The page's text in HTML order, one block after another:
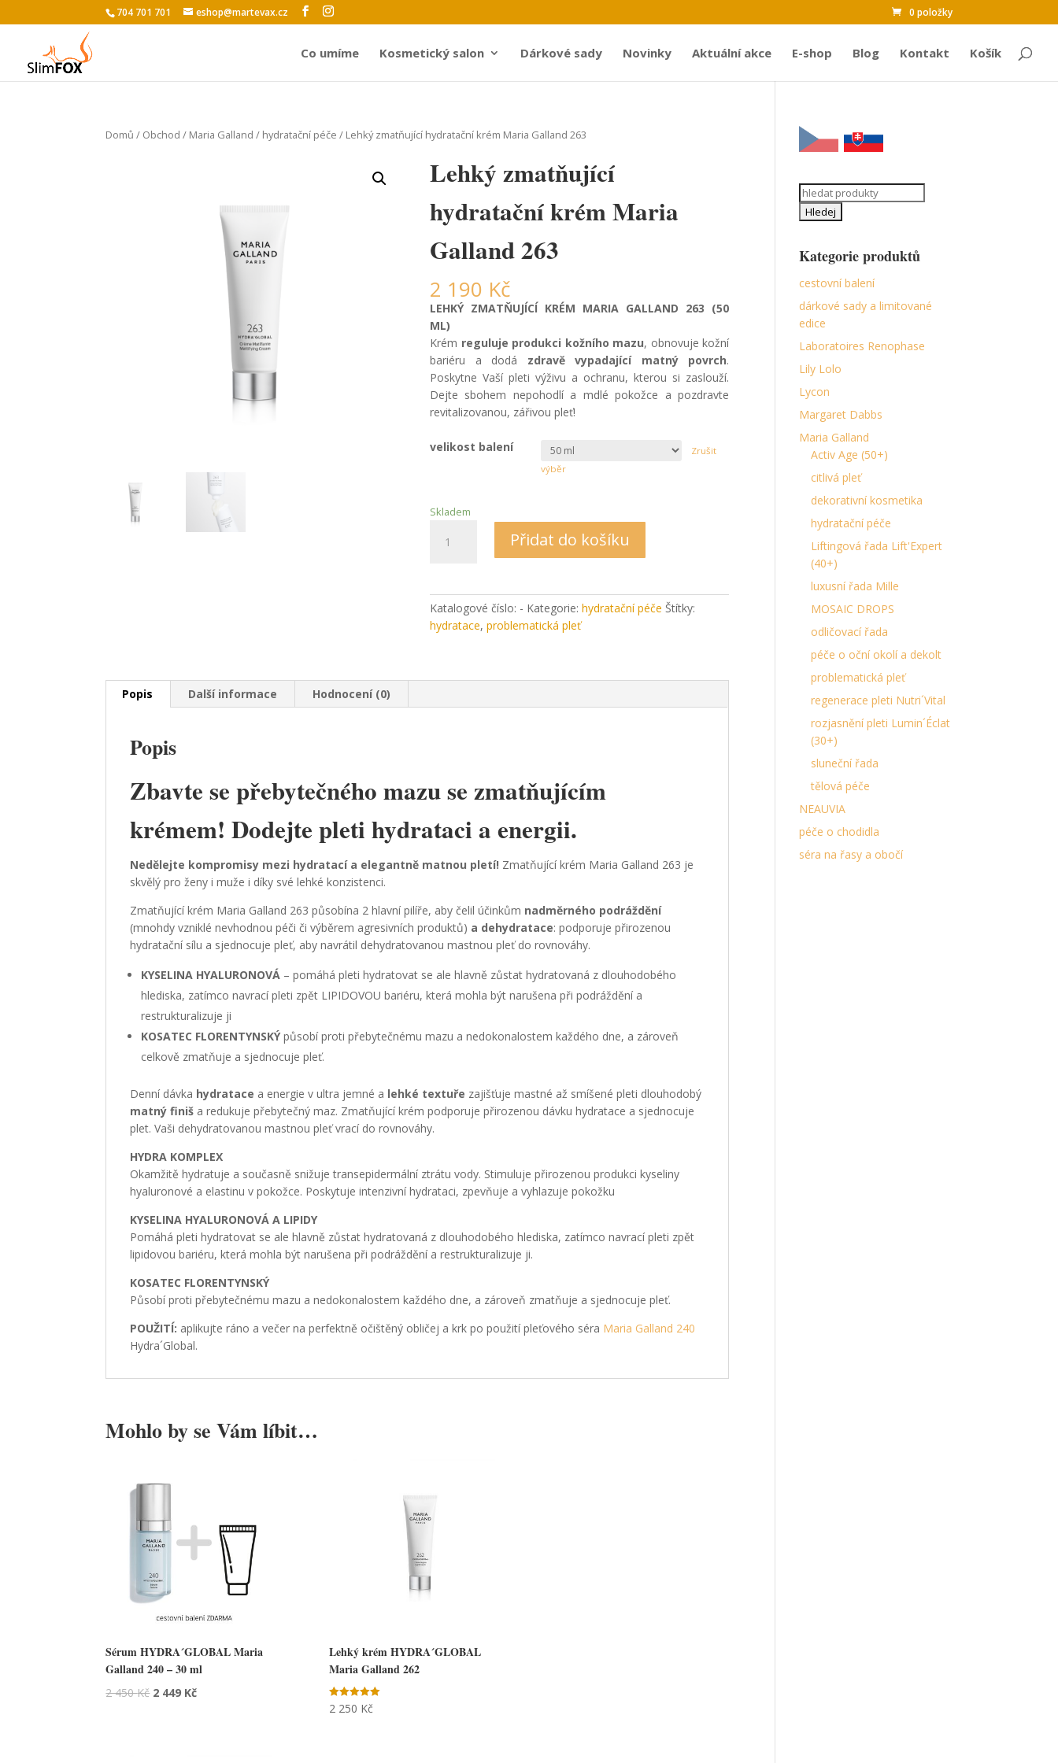
704 701 701 eshop@martevax.cz 0 položky
Co umíme Kosmetický salon Dárkové sady Novinky Aktuální akce E-shop Blog Kontakt Košík
Domů / Obchod / Maria Galland / hydratační péče / Lehký zmatňující hydratační krém Maria Galland 263
Lehký zmatňující
hydratační krém Maria
Galland 263
2 190 Kč
LEHKÝ ZMATŇUJÍCÍ KRÉM MARIA GALLAND 263 (50
ML)
Krém reguluje produkci kožního mazu, obnovuje kožní
bariéru a dodá zdravě vypadající matný povrch.
Poskytne Vaší pleti výživu a ochranu, kterou si zaslouží.
Dejte sbohem nepohodlí a mdlé pokožce a pozdravte
revitalizovanou, zářivou pleť!
velikost balení
Zrušit
výběr
Skladem
zmatňující
Maria
Galland
263
Přidat do košíku
Katalogové číslo: - Kategorie:hydratační péče Štítky:
hydratace,problematická pleť
Popis Další informace Hodnocení (0)
Popis
Zbavte se přebytečného mazu se zmatňujícím
krémem! Dodejte pleti hydrataci a energii.
Nedělejte kompromisy mezi hydratací a elegantně matnou pletí! Zmatňující krém Maria Galland 263 je
skvělý pro ženy i muže i díky své lehké konzistenci.
Zmatňující krém Maria Galland 263 působína 2 hlavní pilíře, aby čelil účinkům nadměrného podráždění
(mnohdy vzniklé nevhodnou péči či výběrem agresivních produktů) a dehydratace: podporuje přirozenou
hydratační sílu a sjednocuje pleť, aby navrátil dehydratovanou mastnou pleť do rovnováhy.
KYSELINA HYALURONOVÁ – pomáhá pleti hydratovat se ale hlavně zůstat hydratovaná z dlouhodobého
hlediska, zatímco navrací pleti zpět LIPIDOVOU bariéru, která mohla být narušena při podráždění a
restrukturalizuje ji
KOSATEC FLORENTYNSKÝpůsobí proti přebytečnému mazu a nedokonalostem každého dne, a zároveň
celkově zmatňuje a sjednocuje pleť.
Denní dávka hydratace a energie v ultra jemné a lehké textuře zajišťuje mastné až smíšené pleti dlouhodobý
matný finiš a redukuje přebytečný maz. Zmatňující krém podporuje přirozenou dávku hydratace a sjednocuje
plet. Vaši dehydratovanou mastnou pleť vrací do rovnováhy.
HYDRA KOMPLEX
Okamžitě hydratuje a současně snižuje transepidermální ztrátu vody. Stimuluje přirozenou produkci kyseliny
hyaluronové a elastinu v pokožce. Poskytuje intenzivní hydrataci, zpevňuje a vyhlazuje pokožku
KYSELINA HYALURONOVÁ A LIPIDY
Pomáhá pleti hydratovat se ale hlavně zůstat hydratovaná z dlouhodobého hlediska, zatímco navrací pleti zpět
lipidovou bariéru, která mohla být narušena při podráždění a restrukturalizuje ji.
KOSATEC FLORENTYNSKÝ
Působí proti přebytečnému mazu a nedokonalostem každého dne, a zároveň zmatňuje a sjednocuje pleť.
POUŽITÍ: aplikujte ráno a večer na perfektně očištěný obličej a krk po použití pleťového séra Maria Galland 240
Hydra´Global.
Mohlo by se Vám líbit…
Sérum HYDRA´GLOBAL Maria
Galland 240 – 30 ml
2 450Kč 2 449 Kč
Lehký krém HYDRA´GLOBAL
Maria Galland 262
Hodnocení
5.00
2 250 Kč
Search
for:
Kategorie produktů
cestovní balení
dárkové sady a limitované
edice
Laboratoires Renophase
Lily Lolo
Lycon
Margaret Dabbs
Maria Galland
Activ Age (50+)
citlivá pleť
dekorativní kosmetika
hydratační péče
Liftingová řada Lift'Expert
(40+)
luxusní řada Mille
MOSAIC DROPS
odličovací řada
péče o oční okolí a dekolt
problematická pleť
regenerace pleti Nutri´Vital
rozjasnění pleti Lumin´Éclat
(30+)
sluneční řada
tělová péče
NEAUVIA
péče o chodidla
séra na řasy a obočí